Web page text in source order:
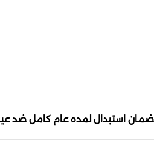
ضمان استبدال لمده عام كامل ضد